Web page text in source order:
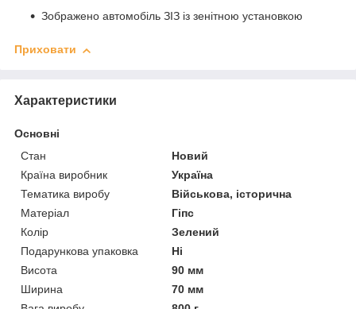
Зображено автомобіль ЗІЗ із зенітною установкою
Приховати
Характеристики
Основні
Стан
Новий
Країна виробник
Україна
Тематика виробу
Військова, історична
Матеріал
Гіпс
Колір
Зелений
Подарункова упаковка
Ні
Висота
90 мм
Ширина
70 мм